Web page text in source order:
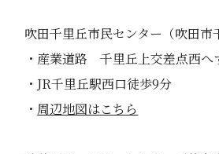
吹田千里丘市民センター（吹田市
・産業道路 千里丘上交差点西へ
・JR千里丘駅西口徒歩9分
・ 周辺地図はこちら